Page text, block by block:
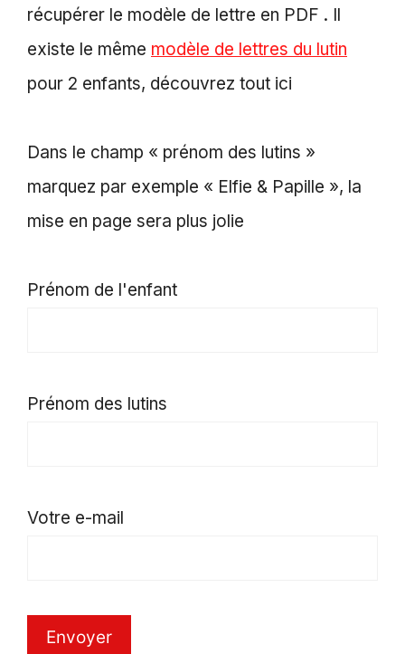
récupérer le modèle de lettre en PDF . Il
existe le même modèle de lettres du lutin
pour 2 enfants, découvrez tout ici
Dans le champ « prénom des lutins »
marquez par exemple « Elfie & Papille », la
mise en page sera plus jolie
Prénom de l'enfant
Prénom des lutins
Votre e-mail